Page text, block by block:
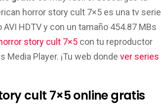
horror story cult 7×5 es una tv serie
HDTV y con un tamaño 454.87 MBs
story cult 7×5 con tu reproductor
Media Player. ¡Tu web donde ver series
cult 7×5 online gratis